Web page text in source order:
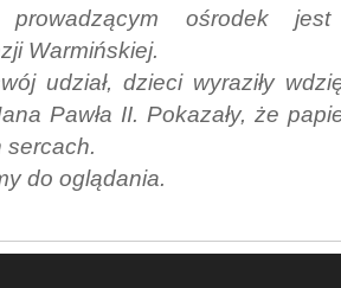
prowadzącym ośrodek
Warmińskiej.
udział, dzieci wyraziły
Pawła II. Pokazały, że
sercach.
do oglądania.